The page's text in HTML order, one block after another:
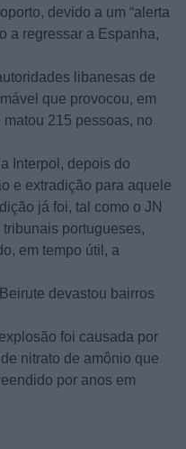
devido a um “alerta
a regressar a Espanha,
libanesas de
que provocou, em
215 pessoas, no
Interpol, depois do
e extradição para aquele
já foi, tal como o JN
portugueses,
em tempo útil, a
devastou bairros
foi causada por
nitrato de amônio que
por anos em